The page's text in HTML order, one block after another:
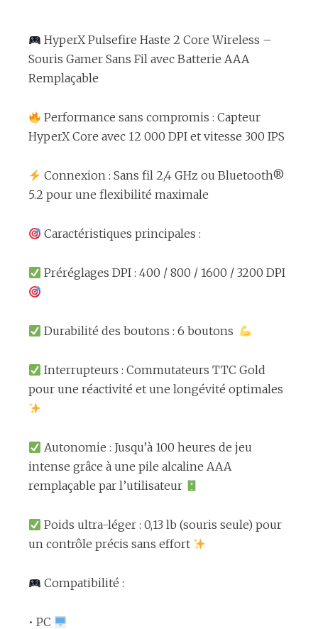
HyperX Pulsefire Haste 2 Core Wireless –
Souris Gamer Sans Fil avec Batterie AAA
Remplaçable
Performance sans compromis : Capteur
HyperX Core avec 12 000 DPI et vitesse 300 IPS
Connexion : Sans fil 2,4 GHz ou Bluetooth®
5.2 pour une flexibilité maximale
Caractéristiques principales :
Préréglages DPI : 400 / 800 / 1600 / 3200 DPI
Durabilité des boutons : 6 boutons
Interrupteurs : Commutateurs TTC Gold
pour une réactivité et une longévité optimales
Autonomie : Jusqu’à 100 heures de jeu
intense grâce à une pile alcaline AAA
remplaçable par l’utilisateur
Poids ultra-léger : 0,13 lb (souris seule) pour
un contrôle précis sans effort
Compatibilité :
• PC